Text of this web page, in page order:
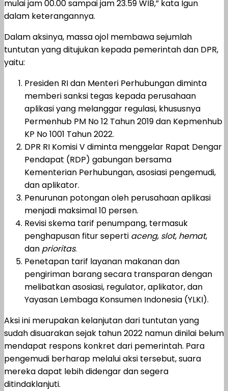
mulai jam 00.00 sampai jam 23.59 WIB,” kata Igun
dalam keterangannya.
Dalam aksinya, massa ojol membawa sejumlah
tuntutan yang ditujukan kepada pemerintah dan DPR,
yaitu:
Presiden RI dan Menteri Perhubungan diminta
memberi sanksi tegas kepada perusahaan
aplikasi yang melanggar regulasi, khususnya
Permenhub PM No 12 Tahun 2019 dan Kepmenhub
KP No 1001 Tahun 2022.
DPR RI Komisi V diminta menggelar Rapat Dengar
Pendapat (RDP) gabungan bersama
Kementerian Perhubungan, asosiasi pengemudi,
dan aplikator.
Penurunan potongan oleh perusahaan aplikasi
menjadi maksimal 10 persen.
Revisi skema tarif penumpang, termasuk
penghapusan fitur seperti aceng, slot, hemat,
dan prioritas.
Penetapan tarif layanan makanan dan
pengiriman barang secara transparan dengan
melibatkan asosiasi, regulator, aplikator, dan
Yayasan Lembaga Konsumen Indonesia (YLKI).
Aksi ini merupakan kelanjutan dari tuntutan yang
sudah disuarakan sejak tahun 2022 namun dinilai belum
mendapat respons konkret dari pemerintah. Para
pengemudi berharap melalui aksi tersebut, suara
mereka dapat lebih didengar dan segera
ditindaklanjuti.